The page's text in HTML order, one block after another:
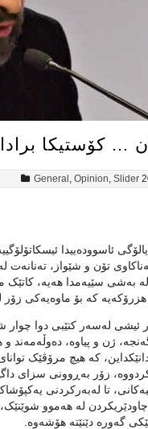
… کۆستیکا
General , Opinion, Slider
ئاسوودەییدا
تۆن و شێواز،
لە بەشی سێیەمدا هەیە،
هزرۆکەیە کە بۆ ماوەیەکی زۆر
ئیشی لەسەر کتێبی دوا
ژن و پیاوە، دەوڵەمەند
(١٥١٦)دا وێنای کردووە، زۆر
تا لەبەرکردنی
چاودێریکردن لە هەموو
گەورە دێنێتە هۆشەوە.